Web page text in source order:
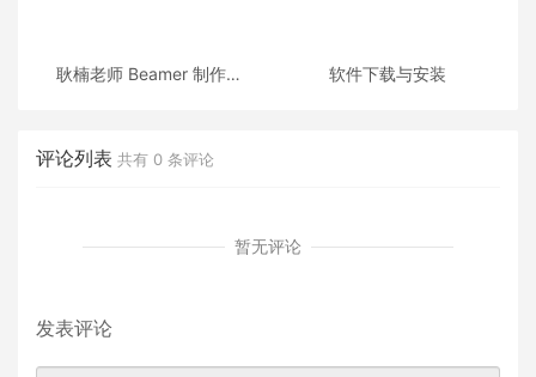
耿楠老师 Beamer 制作的
软件下载与安装
评论列表 共有 0 条评论
暂无评论
发表评论